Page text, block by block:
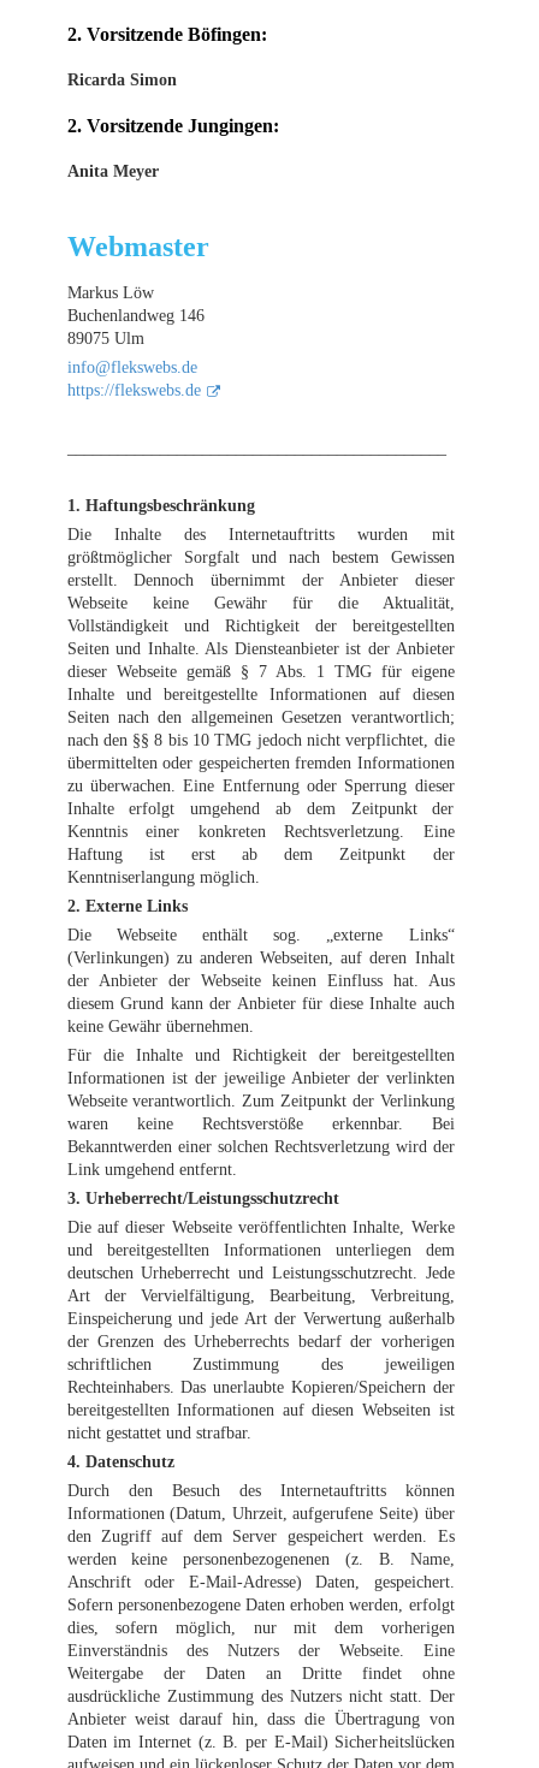
2. Vorsitzende Böfingen:
Ricarda Simon
2. Vorsitzende Jungingen:
Anita Meyer
Webmaster
Markus Löw
Buchenlandweg 146
89075 Ulm
info@flekswebs.de
https://flekswebs.de
1. Haftungsbeschränkung
Die Inhalte des Internetauftritts wurden mit
größtmöglicher Sorgfalt und nach bestem Gewissen
erstellt. Dennoch übernimmt der Anbieter dieser
Webseite keine Gewähr für die Aktualität,
Vollständigkeit und Richtigkeit der bereitgestellten
Seiten und Inhalte. Als Diensteanbieter ist der Anbieter
dieser Webseite gemäß § 7 Abs. 1 TMG für eigene
Inhalte und bereitgestellte Informationen auf diesen
Seiten nach den allgemeinen Gesetzen verantwortlich;
nach den §§ 8 bis 10 TMG jedoch nicht verpflichtet, die
übermittelten oder gespeicherten fremden Informationen
zu überwachen. Eine Entfernung oder Sperrung dieser
Inhalte erfolgt umgehend ab dem Zeitpunkt der
Kenntnis einer konkreten Rechtsverletzung. Eine
Haftung ist erst ab dem Zeitpunkt der
Kenntniserlangung möglich.
2. Externe Links
Die Webseite enthält sog. „externe Links“
(Verlinkungen) zu anderen Webseiten, auf deren Inhalt
der Anbieter der Webseite keinen Einfluss hat. Aus
diesem Grund kann der Anbieter für diese Inhalte auch
keine Gewähr übernehmen.
Für die Inhalte und Richtigkeit der bereitgestellten
Informationen ist der jeweilige Anbieter der verlinkten
Webseite verantwortlich. Zum Zeitpunkt der Verlinkung
waren keine Rechtsverstöße erkennbar. Bei
Bekanntwerden einer solchen Rechtsverletzung wird der
Link umgehend entfernt.
3. Urheberrecht/Leistungsschutzrecht
Die auf dieser Webseite veröffentlichten Inhalte, Werke
und bereitgestellten Informationen unterliegen dem
deutschen Urheberrecht und Leistungsschutzrecht. Jede
Art der Vervielfältigung, Bearbeitung, Verbreitung,
Einspeicherung und jede Art der Verwertung außerhalb
der Grenzen des Urheberrechts bedarf der vorherigen
schriftlichen Zustimmung des jeweiligen
Rechteinhabers. Das unerlaubte Kopieren/Speichern der
bereitgestellten Informationen auf diesen Webseiten ist
nicht gestattet und strafbar.
4. Datenschutz
Durch den Besuch des Internetauftritts können
Informationen (Datum, Uhrzeit, aufgerufene Seite) über
den Zugriff auf dem Server gespeichert werden. Es
werden keine personenbezogenenen (z. B. Name,
Anschrift oder E-Mail-Adresse) Daten, gespeichert.
Sofern personenbezogene Daten erhoben werden, erfolgt
dies, sofern möglich, nur mit dem vorherigen
Einverständnis des Nutzers der Webseite. Eine
Weitergabe der Daten an Dritte findet ohne
ausdrückliche Zustimmung des Nutzers nicht statt. Der
Anbieter weist darauf hin, dass die Übertragung von
Daten im Internet (z. B. per E-Mail) Sicherheitslücken